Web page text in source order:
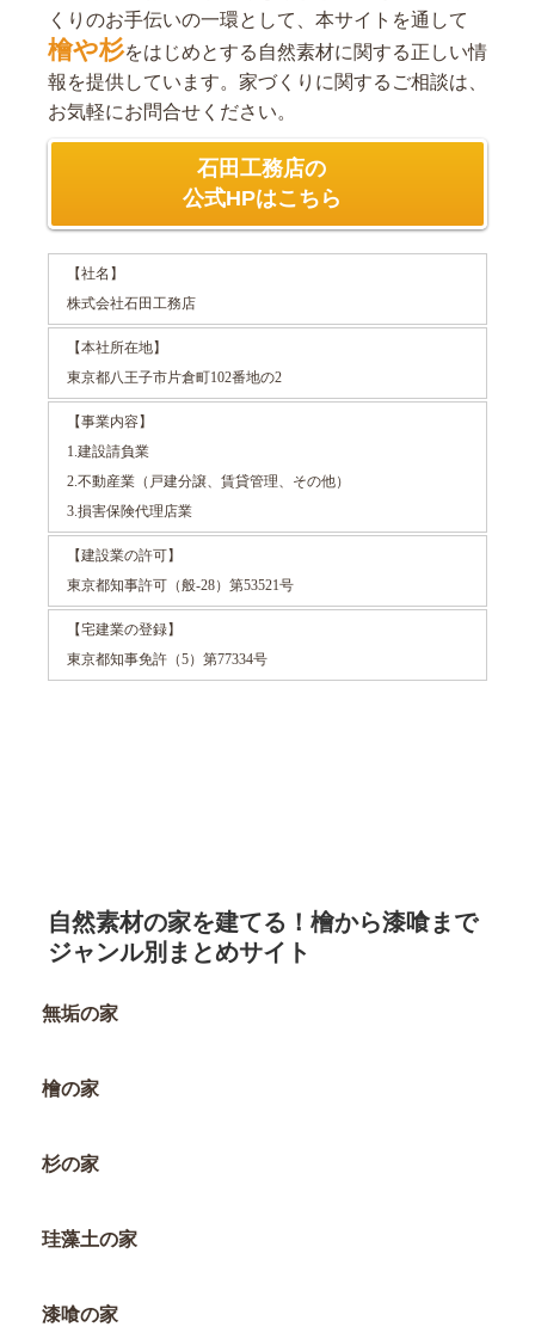
くりのお手伝いの一環として、本サイトを通して
檜や杉をはじめとする自然素材に関する正しい情
報を提供しています。家づくりに関するご相談は、
お気軽にお問合せください。
石田工務店の
公式HPはこちら
【社名】
株式会社石田工務店
【本社所在地】
東京都八王子市片倉町102番地の2
【事業内容】
1.建設請負業
2.不動産業（戸建分譲、賃貸管理、その他）
3.損害保険代理店業
【建設業の許可】
東京都知事許可（般-28）第53521号
【宅建業の登録】
東京都知事免許（5）第77334号
自然素材の家を建てる！檜から漆喰まで
ジャンル別まとめサイト
無垢の家
檜の家
杉の家
珪藻土の家
漆喰の家